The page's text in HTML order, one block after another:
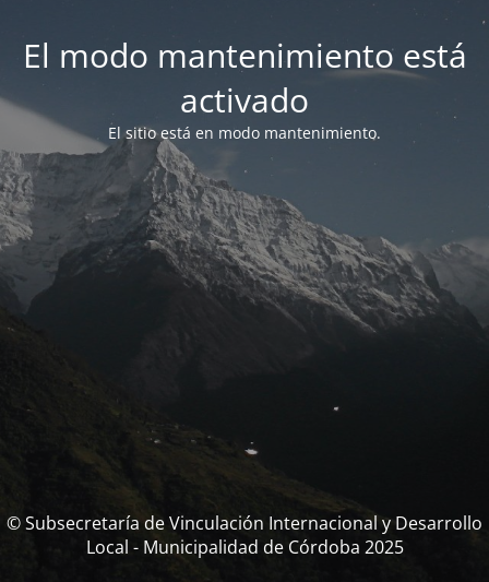
El modo mantenimiento está
activado
El sitio está en modo mantenimiento.
© Subsecretaría de Vinculación Internacional y Desarrollo
Local - Municipalidad de Córdoba 2025